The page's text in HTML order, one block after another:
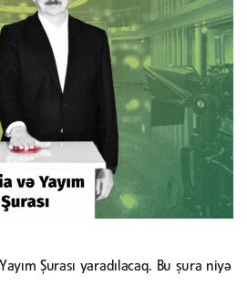
Şurası yaradılacaq. Bu şura niyə